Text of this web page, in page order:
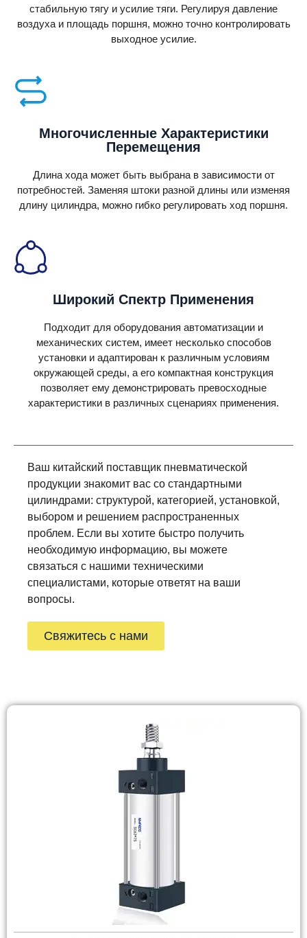
стабильную тягу и усилие тяги. Регулируя давление
воздуха и площадь поршня, можно точно контролировать
выходное усилие.
Многочисленные Характеристики
Перемещения
Длина хода может быть выбрана в зависимости от
потребностей. Заменяя штоки разной длины или изменяя
длину цилиндра, можно гибко регулировать ход поршня.
Широкий Спектр Применения
Подходит для оборудования автоматизации и
механических систем, имеет несколько способов
установки и адаптирован к различным условиям
окружающей среды, а его компактная конструкция
позволяет ему демонстрировать превосходные
характеристики в различных сценариях применения.
Ваш китайский поставщик пневматической
продукции знакомит вас со стандартными
цилиндрами: структурой, категорией, установкой,
выбором и решением распространенных
проблем. Если вы хотите быстро получить
необходимую информацию, вы можете
связаться с нашими техническими
специалистами, которые ответят на ваши
вопросы.
Свяжитесь с нами